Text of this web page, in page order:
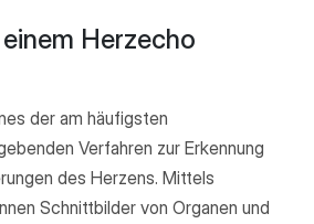
Herzecho
der am häufigsten
Verfahren zur Erkennung
des Herzens. Mittels
Schnittbilder von Organen und